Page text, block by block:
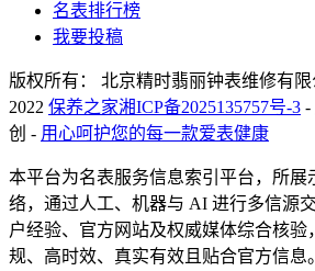
名表排行榜
我要投稿
版权所有： 北京精时翡丽钟表维修有
2022 保养之家湘ICP备2025135757号-3 -
创 - 用心呵护您的每一款爱表健康
本平台为名表服务信息索引平台，所展
络，通过人工、机器与 AI 进行多信源
户经验、官方网站及权威媒体综合核验
规、高时效、真实有效且贴合官方信息